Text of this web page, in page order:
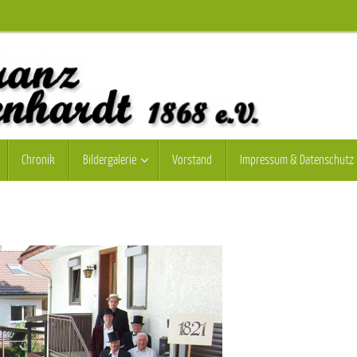
Chronik Bildergalerie Vorstand Impressum & Datenschutz